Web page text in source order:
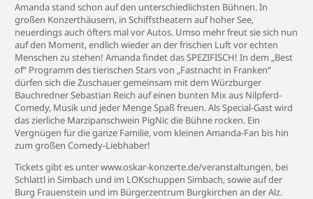
Amanda stand schon auf den unterschiedlichsten Bühnen. In
großen Konzerthäusern, in Schiffstheatern auf hoher See,
neuerdings auch öfters mal vor Autos. Umso mehr freut sie sich nun
auf den Moment, endlich wieder an der frischen Luft vor echten
Menschen zu stehen! Amanda findet das SPEZIFISCH! In dem „Best
of“ Programm des tierischen Stars von „Fastnacht in Franken“
dürfen sich die Zuschauer gemeinsam mit dem Würzburger
Bauchredner Sebastian Reich auf einen bunten Mix aus Nilpferd-
Comedy, Musik und jeder Menge Spaß freuen. Als Special-Gast wird
das zierliche Marzipanschwein PigNic die Bühne rocken. Ein
Vergnügen für die ganze Familie, vom kleinen Amanda-Fan bis hin
zum großen Comedy-Liebhaber!
Tickets gibt es unterwww.oskar-konzerte.de/veranstaltungen, bei
Schlattl in Simbach und im LOKschuppen Simbach, sowie auf der
Burg Frauenstein und im Bürgerzentrum Burgkirchen an der Alz.